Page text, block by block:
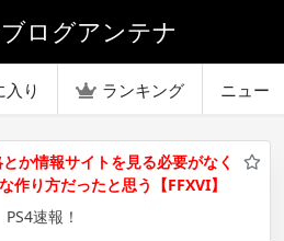
ログアンテナ
入り ランキング ニュー
とか情報サイトを見る必要がなく
作り方だったと思う【FFXVI】
PS4速報！